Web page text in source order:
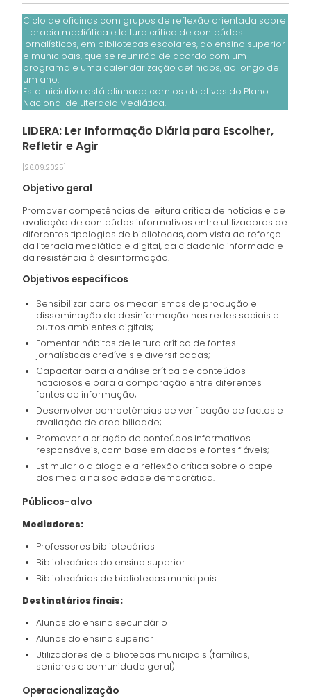
Ciclo de oficinas com grupos de reflexão orientada sobre
literacia mediática e leitura crítica de conteúdos
jornalísticos, em bibliotecas escolares, do ensino superior
e municipais, que se reunirão de acordo com um
programa e uma calendarização definidos, ao longo de
um ano.
Esta iniciativa está alinhada com os objetivos do Plano
Nacional de Literacia Mediática.
LIDERA: Ler Informação Diária para Escolher,
Refletir e Agir
[26.09.2025]
Objetivo geral
Promover competências de leitura crítica de notícias e de
avaliação de conteúdos informativos entre utilizadores de
diferentes tipologias de bibliotecas, com vista ao reforço
da literacia mediática e digital, da cidadania informada e
da resistência à desinformação.
Objetivos específicos
Sensibilizar para os mecanismos de produção e
disseminação da desinformação nas redes sociais e
outros ambientes digitais;
Fomentar hábitos de leitura crítica de fontes
jornalísticas credíveis e diversificadas;
Capacitar para a análise crítica de conteúdos
noticiosos e para a comparação entre diferentes
fontes de informação;
Desenvolver competências de verificação de factos e
avaliação de credibilidade;
Promover a criação de conteúdos informativos
responsáveis, com base em dados e fontes fiáveis;
Estimular o diálogo e a reflexão crítica sobre o papel
dos media na sociedade democrática.
Públicos-alvo
Mediadores:
Professores bibliotecários
Bibliotecários do ensino superior
Bibliotecários de bibliotecas municipais
Destinatários finais:
Alunos do ensino secundário
Alunos do ensino superior
Utilizadores de bibliotecas municipais (famílias,
seniores e comunidade geral)
Operacionalização